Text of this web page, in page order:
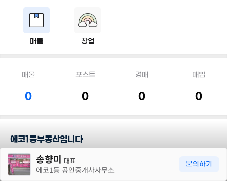
매물 창업
매물
0
포스트
0
경매
0
매입
0
에코1등부동산입니다
담당지역송향미 대표
에코1등 공인중개사사무소
문의하기